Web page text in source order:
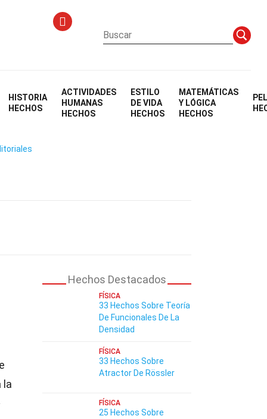
HISTORIA
HECHOS
ACTIVIDADES
HUMANAS
HECHOS
ESTILO
DE VIDA
HECHOS
MATEMÁTICAS
Y LÓGICA
HECHOS
la
Hechos Destacados
FÍSICA
33 Hechos Sobre Teoría
De Funcionales De La
Densidad
FÍSICA
33 Hechos Sobre
Atractor De Rössler
FÍSICA
25 Hechos Sobre